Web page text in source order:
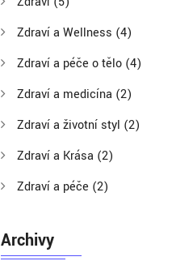
Zdraví a Wellness (4)
Zdraví a péče o tělo (4)
Zdraví a medicína (2)
Zdraví a životní styl (2)
Zdraví a Krása (2)
Zdraví a péče (2)
Archivy